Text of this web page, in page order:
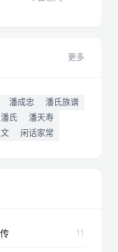
更多
潘成忠
潘氏族谱
潘氏
潘天寿
闲话家常
11